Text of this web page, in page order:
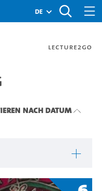
de
Lecture2Go
nach Datum